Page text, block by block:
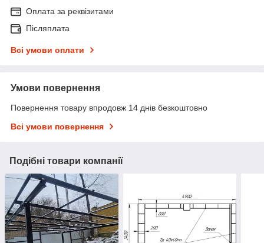
Оплата за реквізитами
Післяплата
Всі умови оплати
Умови повернення
Повернення товару впродовж 14 днів безкоштовно
Всі умови повернення
Подібні товари компанії